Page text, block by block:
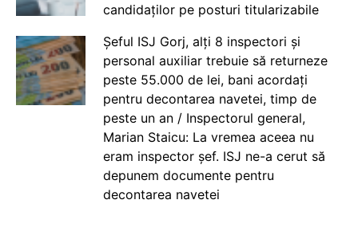
candidaților pe posturi titularizabile
Șeful ISJ Gorj, alți 8 inspectori și
personal auxiliar trebuie să returneze
peste 55.000 de lei, bani acordați
pentru decontarea navetei, timp de
peste un an / Inspectorul general,
Marian Staicu: La vremea aceea nu
eram inspector șef. ISJ ne-a cerut să
depunem documente pentru
decontarea navetei